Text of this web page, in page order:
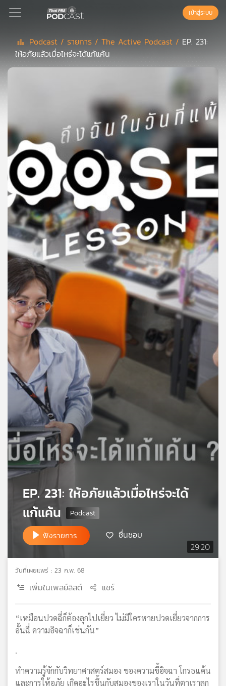
Podcast
สต์
แนะนำ
เพล
ย์
ลิ
สต์
ของ
คุณ
เพลง
บทความ
ข่าว
และ
กิจกรรม
กับ
เรา
เครือ
ข่าย
แผนที่
เครือ
เข้าสู่ระบบ
Podcast / รายการ /The Active Podcast / EP. 231:
ให้อภัยแล้วเมื่อไหร่จะได้แก้แค้น
29:20
EP. 231: ให้อภัยแล้วเมื่อไหร่จะได้
แก้แค้น
ฟังรายการ ชื่นชอบ
วันที่เผยแพร่ : 23 ก.พ. 68
เพิ่มในเพลย์ลิสต์ แชร์
“เหมือนปวดฉี่ก็ต้องลุกไปเยี่ยว ไม่มีใครหายปวดเยี่ยวจากการ
อั้นฉี่ ความอิจฉาก็เช่นกัน”
.
ทำความรู้จักกับวิทยาศาสตร์สมอง ของความขี้อิจฉา โกรธแค้น
และการให้อภัย เกิดอะไรขึ้นกับสมองของเราในวันที่ตาเราลุก